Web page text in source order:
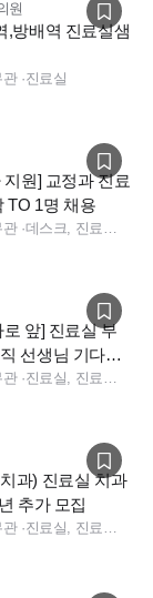
원
,방배역 진료실샘
관·진료실
과 진료
TO 1명 채용
관· 데스크, 진료실, 기타 직무
앞] 진료실 부
선생님 기다립
관· 진료실, 진료팀장
과) 진료실 치과
추가 모집
관· 진료실, 진료팀장